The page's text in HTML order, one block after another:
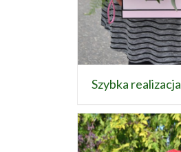
Szybka realizacja